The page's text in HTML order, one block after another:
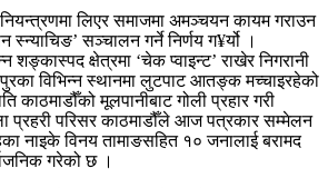
लिएर समाजमा अमञ्चयन कायम गराउन
सञ्चालन गर्ने निर्णय ग¥र्यो ।
शङ्कास्पद क्षेत्रमा ‘चेक प्वाइन्ट’ राखेर निगरानी
विभिन्न स्थानमा लुटपाट आतङ्क मच्चाइरहेको
काठमाडौँको मूलपानीबाट गोली प्रहार गरी
प्रहरी परिसर काठमाडौँले आज पत्रकार सम्मेलन
नाइके विनय तामाङसहित १० जनालाई बरामद
गरेको छ ।